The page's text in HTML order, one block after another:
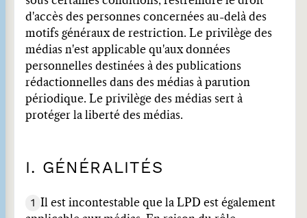
d'accès des personnes concernées au-delà des
motifs généraux de restriction. Le privilège des
médias n'est applicable qu'aux données
personnelles destinées à des publications
rédactionnelles dans des médias à parution
périodique. Le privilège des médias sert à
protéger la liberté des médias.
I. GÉNÉRALITÉS
1
Il est incontestable que la LPD est également